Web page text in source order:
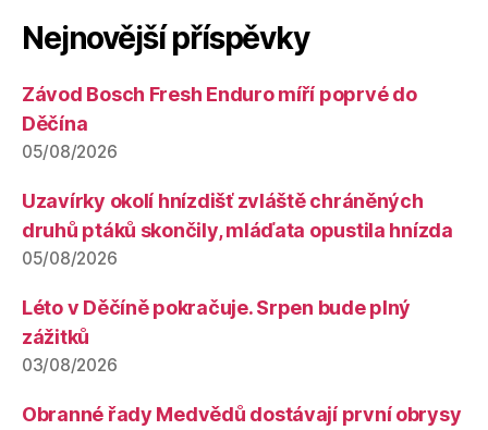
Nejnovější příspěvky
Závod Bosch Fresh Enduro míří poprvé do
Děčína
05/08/2026
Uzavírky okolí hnízdišť zvláště chráněných
druhů ptáků skončily, mláďata opustila hnízda
05/08/2026
Léto v Děčíně pokračuje. Srpen bude plný
zážitků
03/08/2026
Obranné řady Medvědů dostávají první obrysy